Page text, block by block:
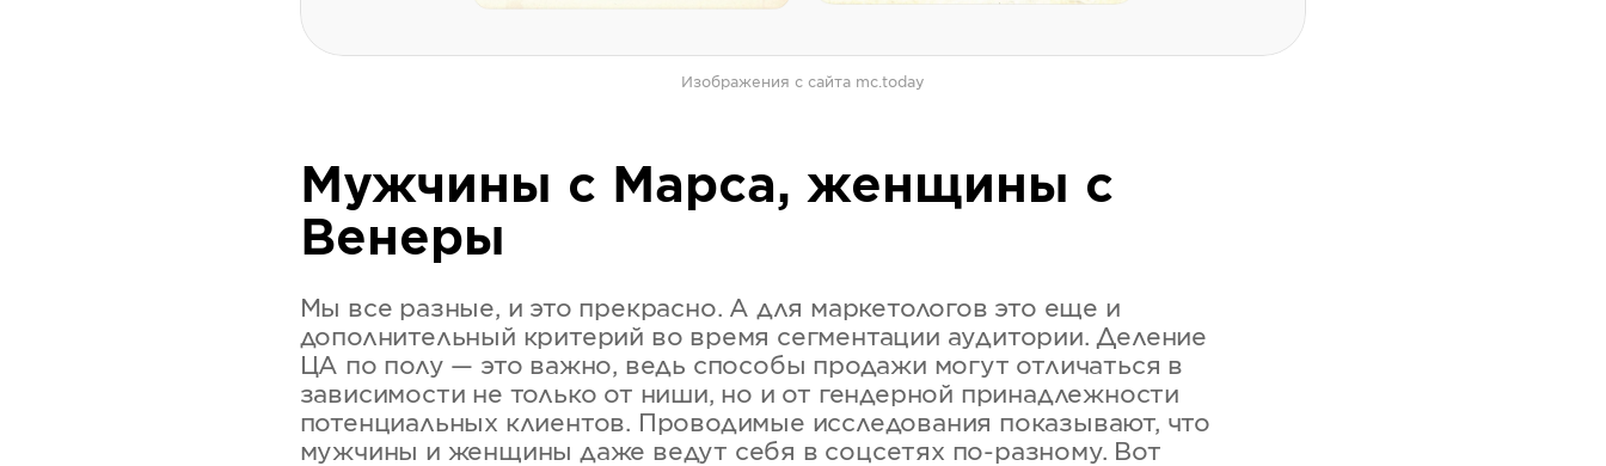
Изображения с сайта mc.today
Мужчины с Марса, женщины с
Венеры
Мы все разные, и это прекрасно. А для маркетологов это еще и
дополнительный критерий во время сегментации аудитории. Деление
ЦА по полу — это важно, ведь способы продажи могут отличаться в
зависимости не только от ниши, но и от гендерной принадлежности
потенциальных клиентов. Проводимые исследования показывают, что
мужчины и женщины даже ведут себя в соцсетях по-разному. Вот